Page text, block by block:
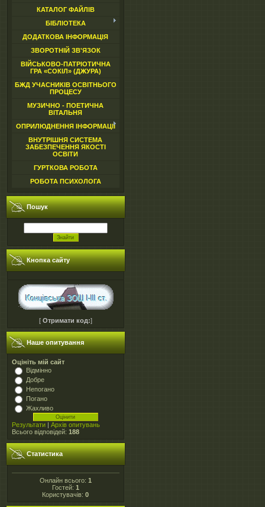
КАТАЛОГ ФАЙЛІВ
БІБЛІОТЕКА
ДОДАТКОВА ІНФОРМАЦІЯ
ЗВОРОТНІЙ ЗВ'ЯЗОК
ВІЙСЬКОВО-ПАТРІОТИЧНА
ГРА «СОКІЛ» (ДЖУРА)
БЖД УЧАСНИКІВ ОСВІТНЬОГО
ПРОЦЕСУ
МУЗИЧНО - ПОЕТИЧНА
ВІТАЛЬНЯ
ОПРИЛЮДНЕННЯ ІНФОРМАЦІЇ
ВНУТРІШНЯ СИСТЕМА
ЗАБЕЗПЕЧЕННЯ ЯКОСТІ
ОСВІТИ
ГУРТКОВА РОБОТА
РОБОТА ПСИХОЛОГА
Пошук
Кнопка сайту
[ Отримати код:]
Наше опитування
Оцініть мій сайт
Відмінно
Добре
Непогано
Погано
Жахливо
Результати | Архів опитувань
Всього відповідей: 188
Статистика
Онлайн всього: 1
Гостей: 1
Користувачів:0